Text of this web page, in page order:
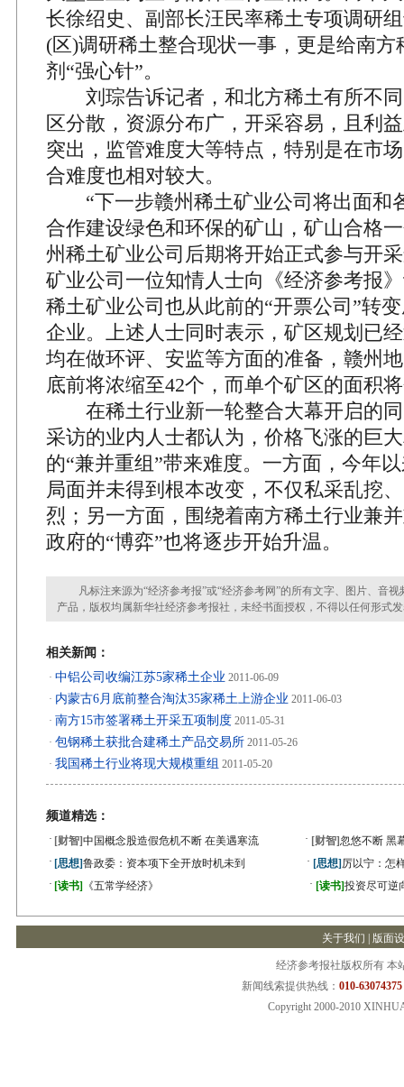
长徐绍史、副部长汪民率稀土专项调研
(区)调研稀土整合现状一事，更是给南方
剂“强心针”。
刘琮告诉记者，和北方稀土有所不同
区分散，资源分布广，开采容易，且利
突出，监管难度大等特点，特别是在市
合难度也相对较大。
“下一步赣州稀土矿业公司将出面和
合作建设绿色和环保的矿山，矿山合格
州稀土矿业公司后期将开始正式参与开
矿业公司一位知情人士向《经济参考报
稀土矿业公司也从此前的“开票公司”转
企业。上述人士同时表示，矿区规划已
均在做环评、安监等方面的准备，赣州
底前将浓缩至42个，而单个矿区的面积
在稀土行业新一轮整合大幕开启的同
采访的业内人士都认为，价格飞涨的巨
的“兼并重组”带来难度。一方面，今年
局面并未得到根本改变，不仅私采乱挖
烈；另一方面，围绕着南方稀土行业兼
政府的“博弈”也将逐步开始升温。
凡标注来源为“经济参考报”或“经济参考网”的所有文字、图片、音视
产品，版权均属新华社经济参考报社，未经书面授权，不得以任何形式
相关新闻：
· 中铝公司收编江苏5家稀土企业 2011-06-09
· 内蒙古6月底前整合淘汰35家稀土上游企业 2011-06-03
· 南方15市签署稀土开采五项制度 2011-05-31
· 包钢稀土获批合建稀土产品交易所 2011-05-26
· 我国稀土行业将现大规模重组 2011-05-20
频道精选：
· [财智]中国概念股造假危机不断 在美遇寒流 · [财智]忽悠不断 黑
· [思想]鲁政委：资本项下全开放时机未到 · [思想] 厉以宁：怎
· [读书] 《五常学经济》 · [读书]投资尽可逆
关于我们 版面
经济参考报社版权所有 本
新闻线索提供热线： 010-
Copyright 2000-2010